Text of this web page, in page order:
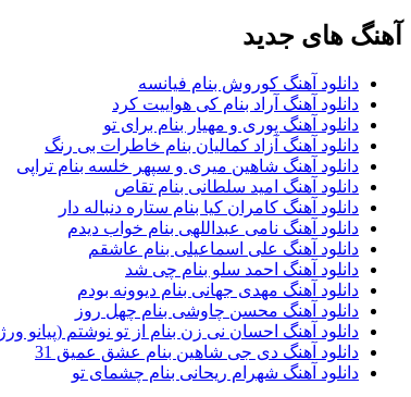
آهنگ های جدید
دانلود آهنگ کوروش بنام فیانسه
دانلود آهنگ آراد بنام کی هواییت کرد
دانلود آهنگ پوری و مهیار بنام برای تو
دانلود آهنگ آزاد کمالیان بنام خاطرات بی رنگ
دانلود آهنگ شاهین میری و سپهر خلسه بنام تراپی
دانلود آهنگ امید سلطانی بنام تقاص
دانلود آهنگ کامران کیا بنام ستاره دنباله دار
دانلود آهنگ نامی عبداللهی بنام خواب دیدم
دانلود آهنگ علی اسماعیلی بنام عاشقم
دانلود آهنگ احمد سلو بنام چی شد
دانلود آهنگ مهدی جهانی بنام دیوونه بودم
دانلود آهنگ محسن چاوشی بنام چهل روز
دانلود آهنگ احسان نی زن بنام از تو نوشتم (پیانو
دانلود آهنگ دی جی شاهین بنام عشق عمیق 31
دانلود آهنگ شهرام ریحانی بنام چشمای تو